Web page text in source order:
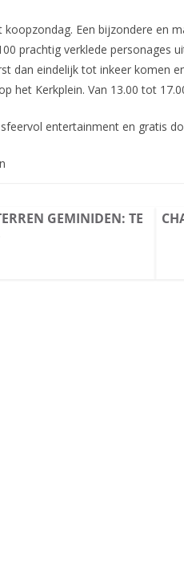
Een bijzondere en
prachtig verklede personages
dan eindelijk tot inkeer komen
het Kerkplein. Van 13.00 tot
entertainment en gratis
GEMINIDEN: TE